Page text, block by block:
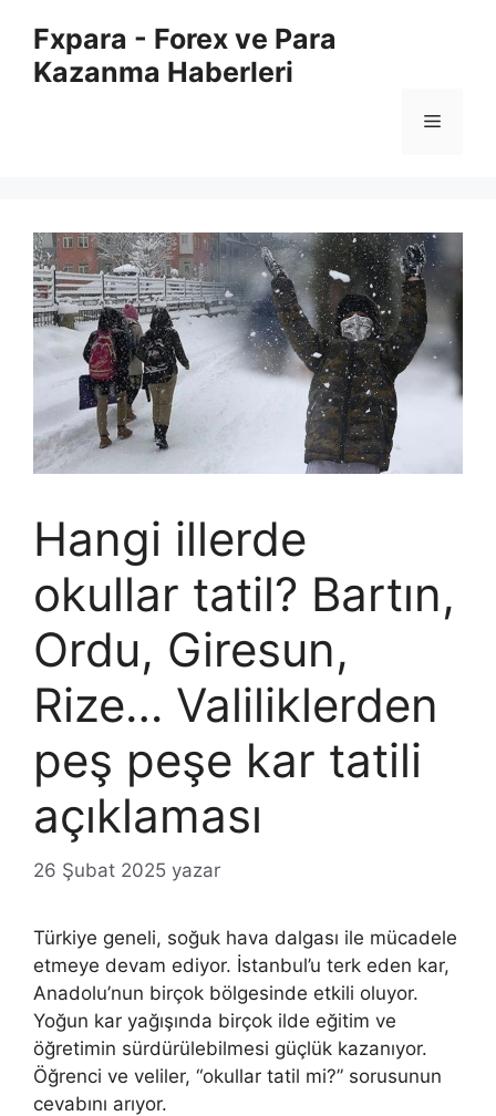
Fxpara - Forex ve Para
Kazanma Haberleri
Menü
Hangi illerde
okullar tatil? Bartın,
Ordu, Giresun,
Rize… Valiliklerden
peş peşe kar tatili
açıklaması
26 Şubat 2025 yazar
Türkiye geneli, soğuk hava dalgası ile mücadele
etmeye devam ediyor. İstanbul’u terk eden kar,
Anadolu’nun birçok bölgesinde etkili oluyor.
Yoğun kar yağışında birçok ilde eğitim ve
öğretimin sürdürülebilmesi güçlük kazanıyor.
Öğrenci ve veliler, “okullar tatil mi?” sorusunun
cevabını arıyor.